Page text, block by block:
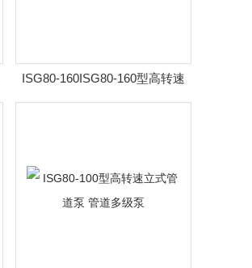
ISG80-160ISG80-160型高转速
立式管道泵 管道多级泵